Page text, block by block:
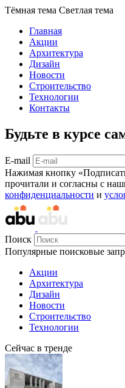
Тёмная тема Светлая тема
Главная
Акции
Архитектура
Дизайн
Новости
Строительство
Технологии
Контакты
Будьте в курсе
E-mail
Нажимая кнопку
прочитали и согласны с
конфиденциальности и
Поиск
Популярные поисковые
Акции
Архитектура
Дизайн
Новости
Строительство
Технологии
Сейчас в тренде